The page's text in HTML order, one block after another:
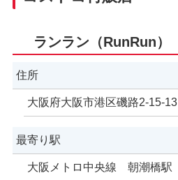
ランラン（RunRun
住所
大阪府大阪市港区磯路2-15-
最寄り駅
大阪メトロ中央線 朝潮橋駅